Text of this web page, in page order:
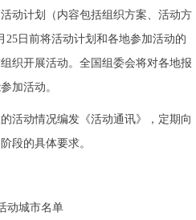
计划（内容包括组织方案、活动方
日前将活动计划和各地参加活动的
织开展活动。全国组委会将对各地报
参加活动。
动情况编发《活动通讯》，定期向
段的具体要求。
动城市名单